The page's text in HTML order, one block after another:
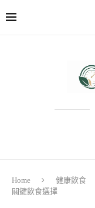
Home 健康飲食
關鍵飲食選擇